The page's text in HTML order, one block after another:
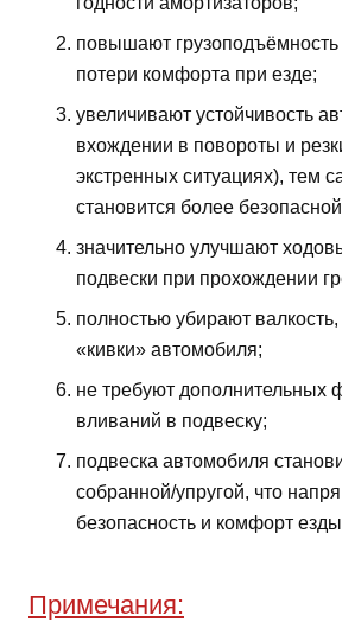
повышают грузоподъёмность
потери комфорта при езде;
увеличивают устойчивость
вхождении в повороты и
экстренных ситуациях), тем
становится более
значительно улучшают
подвески при прохождении
полностью убирают
«кивки» автомобиля;
не требуют дополнительных
вливаний в подвеску;
подвеска автомобиля
собранной/упругой, что
безопасность и комфорт
Примечания: